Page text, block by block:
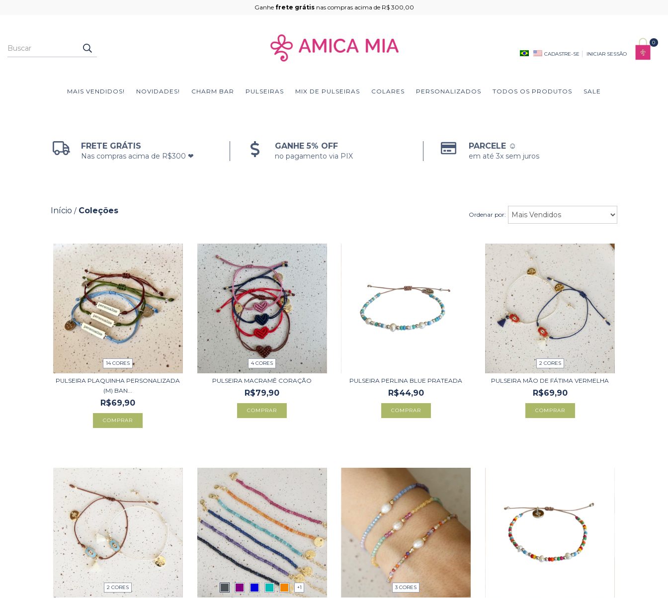
Ganhe frete grátisnas compras acima de R$ 300,00
CADASTRE-SE INICIAR SESSÃO
0
MAIS VENDIDOS! NOVIDADES! CHARM BAR PULSEIRAS MIX DE PULSEIRAS COLARES PERSONALIZADOS TODOS OS PRODUTOS SALE
FRETE GRÁTIS
Nas compras acima de R$300 ❤
GANHE 5% OFF
no pagamento via PIX
PARCELE ☺
em até 3x sem juros
Início / Coleções Ordenar por:
14 CORES
PULSEIRA PLAQUINHA PERSONALIZADA
(M) BAN...
R$69,90
COMPRAR
4 CORES
PULSEIRA MACRAMÊ CORAÇÃO
R$79,90
COMPRAR
PULSEIRA PERLINA BLUE PRATEADA
R$44,90
2 CORES
PULSEIRA MÃO DE FÁTIMA VERMELHA
R$69,90
COMPRAR
2 CORES +1 3 CORES